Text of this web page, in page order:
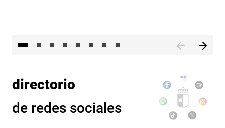
directorio
de redes sociales